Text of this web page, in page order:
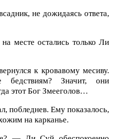
не дожидаясь ответа,
месте остались только Ли
к кровавому месиву.
Значит, они
этот Бог Змееголов…
побледнев. Ему показалось,
на карканье.